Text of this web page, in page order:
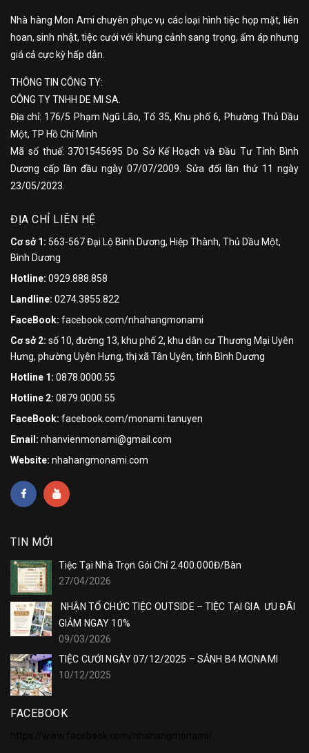
Nhà hàng Mon Ami chuyên phục vụ các loại hình tiệc họp mặt, liên
hoan, sinh nhật, tiệc cưới với khung cảnh sang trọng, ấm áp nhưng
giá cả cực kỳ hấp dẫn.
THÔNG TIN CÔNG TY:
CÔNG TY TNHH DE MI SA.
Địa chỉ: 176/5 Phạm Ngũ Lão, Tổ 35, Khu phố 6, Phường Thủ Dầu
Một, TP Hồ Chí Minh
Mã số thuế: 3701545695 Do Sở Kế Hoạch và Đầu Tư Tỉnh Bình
Dương cấp lần đầu ngày 07/07/2009. Sửa đổi lần thứ 11 ngày
23/05/2023.
ĐỊA CHỈ LIÊN HỆ
Cơ sở 1: 563-567 Đại Lộ Bình Dương, Hiệp Thành, Thủ Dầu Một,
Bình Dương
Hotline: 0929.888.858
Landline: 0274.3855.822
FaceBook: facebook.com/nhahangmonami
Cơ sở 2: số 10, đường 13, khu phố 2, khu dân cư Thương Mại Uyên
Hưng, phường Uyên Hưng, thị xã Tân Uyên, tỉnh Bình Dương
Hotline 1: 0878.0000.55
Hotline 2: 0879.0000.55
FaceBook: facebook.com/monami.tanuyen
Email: nhanvienmonami@gmail.com
Website: nhahangmonami.com
TIN MỚI
Tiệc Tại Nhà Trọn Gói Chỉ 2.400.000Đ/Bàn
27/04/2026
NHẬN TỔ CHỨC TIỆC OUTSIDE – TIỆC TẠI GIA ƯU ĐÃI
GIẢM NGAY 10%
09/03/2026
TIỆC CƯỚI NGÀY 07/12/2025 – SẢNH B4 MONAMI
10/12/2025
FACEBOOK